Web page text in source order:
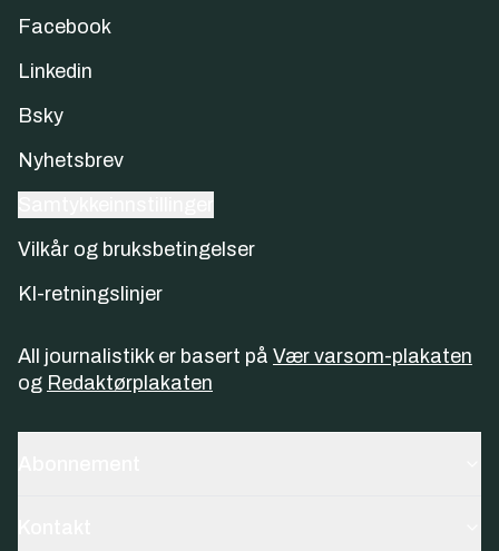
Facebook
Linkedin
Bsky
Nyhetsbrev
Vilkår og bruksbetingelser
KI-retningslinjer
All journalistikk er basert på Vær varsom-plakaten
og Redaktørplakaten